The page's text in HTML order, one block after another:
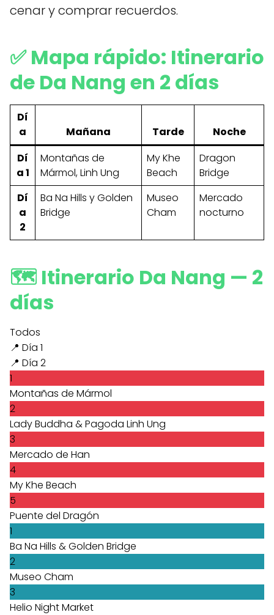
cenar y comprar recuerdos.
✅ Mapa rápido: Itinerario
de Da Nang en 2 días
Dí
a
Mañana Tarde
Noche
Dí
a 1
Montañas de
Mármol, Linh Ung
My Khe
Beach
Dragon
Bridge
Dí
a
2
Ba Na Hills y Golden
Bridge
Museo
Cham
Mercado
nocturno
🗺️ Itinerario Da Nang — 2
días
Todos
📍 Día 1
📍 Día 2
1
Montañas de Mármol
2
Lady Buddha & Pagoda Linh Ung
3
Mercado de Han
4
My Khe Beach
5
Puente del Dragón
1
Ba Na Hills & Golden Bridge
2
Museo Cham
3
Helio Night Market